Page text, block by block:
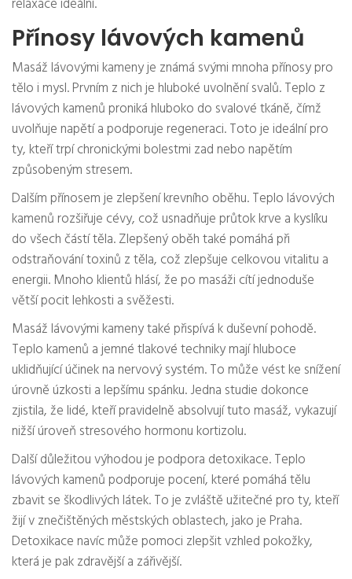
relaxace ideální.
Přínosy lávových kamenů
Masáž lávovými kameny je známá svými mnoha přínosy pro
tělo i mysl. Prvním z nich je hluboké uvolnění svalů. Teplo z
lávových kamenů proniká hluboko do svalové tkáně, čímž
uvolňuje napětí a podporuje regeneraci. Toto je ideální pro
ty, kteří trpí chronickými bolestmi zad nebo napětím
způsobeným stresem.
Dalším přínosem je zlepšení krevního oběhu. Teplo lávových
kamenů rozšiřuje cévy, což usnadňuje průtok krve a kyslíku
do všech částí těla. Zlepšený oběh také pomáhá při
odstraňování toxinů z těla, což zlepšuje celkovou vitalitu a
energii. Mnoho klientů hlásí, že po masáži cítí jednoduše
větší pocit lehkosti a svěžesti.
Masáž lávovými kameny také přispívá k duševní pohodě.
Teplo kamenů a jemné tlakové techniky mají hluboce
uklidňující účinek na nervový systém. To může vést ke snížení
úrovně úzkosti a lepšímu spánku. Jedna studie dokonce
zjistila, že lidé, kteří pravidelně absolvují tuto masáž, vykazují
nižší úroveň stresového hormonu kortizolu.
Další důležitou výhodou je podpora detoxikace. Teplo
lávových kamenů podporuje pocení, které pomáhá tělu
zbavit se škodlivých látek. To je zvláště užitečné pro ty, kteří
žijí v znečištěných městských oblastech, jako je Praha.
Detoxikace navíc může pomoci zlepšit vzhled pokožky,
která je pak zdravější a zářivější.